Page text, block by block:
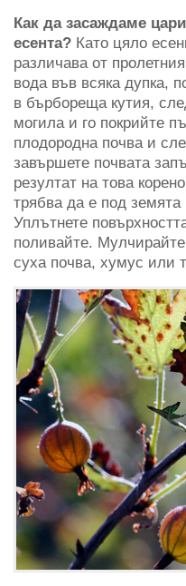
Как да засаждаме
есента? Като цяло
различава от
вода във всяка дупка,
в бърбореща кутия,
могила и го покрийте
плодородна почва и
завършете почвата
резултат на това
трябва да е под
Уплътнете
поливайте.
суха почва, хумус или